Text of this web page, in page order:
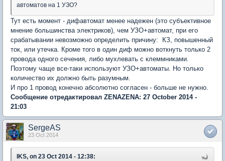
автоматов на 1 УЗО?
Тут есть момент - дифавтомат менее надежен (это субъективное
мнение большинства электриков), чем УЗО+автомат, при его
срабатывании невозможно определить причину: КЗ, повышенный
ток, или утечка. Кроме того в один диф можно воткнуть только 2
провода одного сечения, либо мухлевать с клеммниками.
Поэтому чаще все-таки используют УЗО+автоматы. Но только
количество их должно быть разумным.
И про 1 провод конечно абсолютно согласен - больше не нужно.
Сообщение отредактировал ZENAZENA: 27 October 2014 -
21:03
SergeAS
23 Oct 2014
IKS, on 23 Oct 2014 - 12:38: